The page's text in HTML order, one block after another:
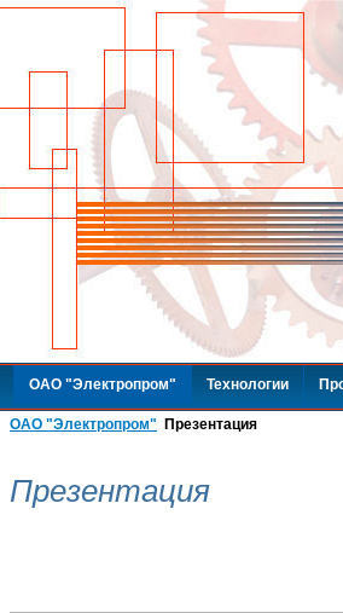
ОАО "Электропром" Технологии
ОАО "Электропром" Презентация
Презентация